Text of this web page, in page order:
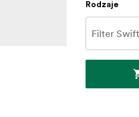
Rodzaje